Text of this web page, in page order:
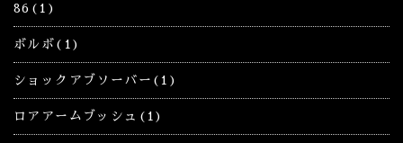
86(1)
ボルボ(1)
ショックアブソーバー(1)
ロアアームブッシュ(1)